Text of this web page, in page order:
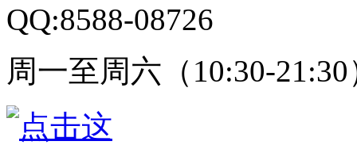
QQ:8588-08726
周一至周六（10:30-21:30